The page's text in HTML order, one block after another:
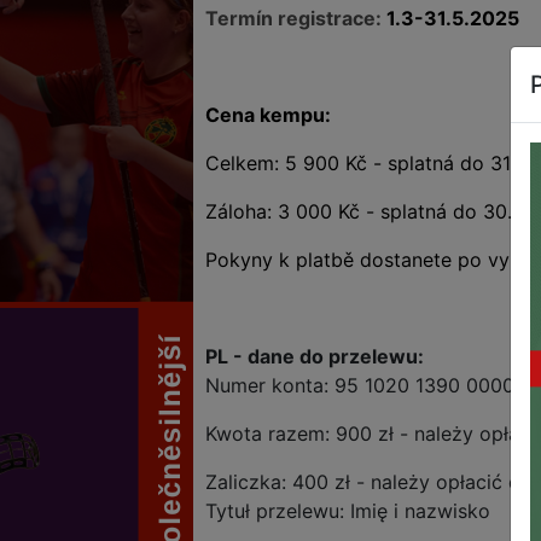
Termín registrace: 1.3-31.5.2025
Cena kempu:
Celkem: 5 900 Kč - splatná do
Záloha: 3 000 Kč - splatná do
Pokyny k platbě dostanete po
PL - dane do przelewu:
Numer konta: 95 1020 1390 0000
Kwota razem: 900 zł - należy
Zaliczka: 400 zł - należy opłacić do
Tytuł przelewu: Imię i nazwisko